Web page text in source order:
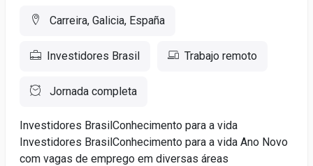
Carreira, Galicia, España
Investidores Brasil Trabajo remoto
Jornada completa
Investidores BrasilConhecimento para a vida
Investidores BrasilConhecimento para a vida Ano Novo
com vagas de emprego em diversas áreas